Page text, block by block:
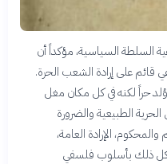
السلطة السياسية، مؤكداً أن
قائم على إرادة الشعب الحرة.
وُلد حراً لكنه في كل مكان مغل
الطبيعية والضرورة
الإرادة العامة،
كل ذلك بأسلوب فلسفي